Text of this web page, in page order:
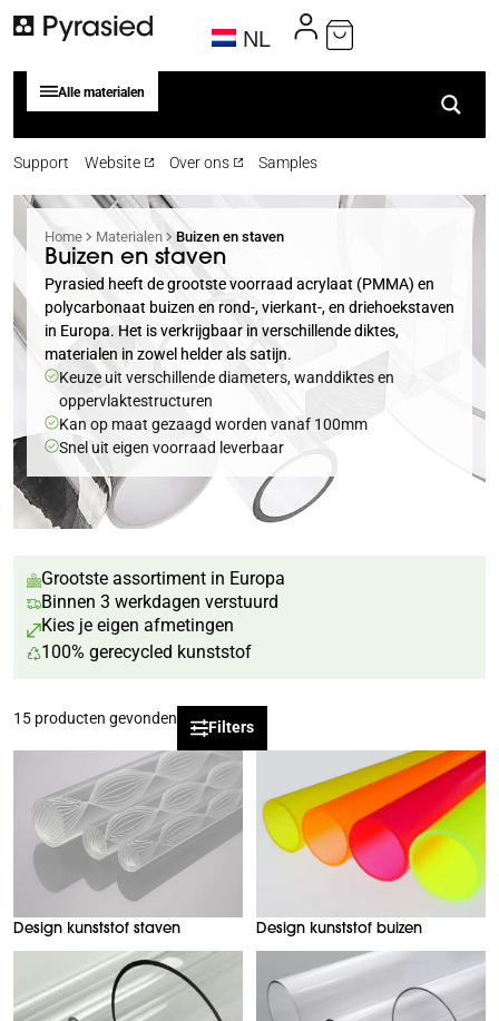
NL
Alle materialen
Support Website Over ons Samples
Home Materialen Buizen en staven
Buizen en staven
Pyrasied heeft de grootste voorraad acrylaat (PMMA) en
polycarbonaat buizen en rond-, vierkant-, en driehoekstaven
in Europa. Het is verkrijgbaar in verschillende diktes,
materialen in zowel helder als satijn.
Keuze uit verschillende diameters, wanddiktes en
oppervlaktestructuren
Kan op maat gezaagd worden vanaf 100mm
Snel uit eigen voorraad leverbaar
Grootste assortiment in Europa
Binnen 3 werkdagen verstuurd
Kies je eigen afmetingen
100% gerecycled kunststof
15 producten gevonden Filters
Design kunststof staven Design kunststof buizen